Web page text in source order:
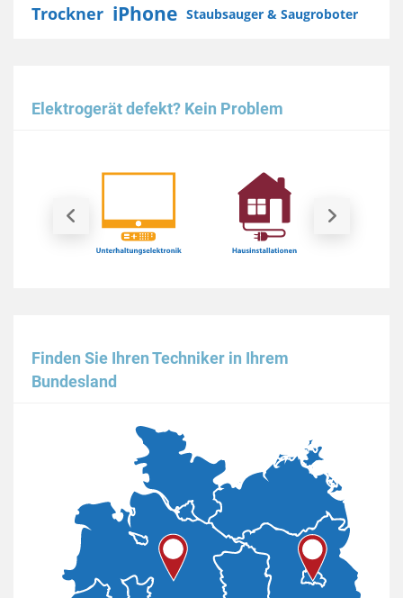
Trockner iPhone Staubsauger & Saugroboter
Elektrogerät defekt? Kein Problem
Finden Sie Ihren Techniker in Ihrem
Bundesland